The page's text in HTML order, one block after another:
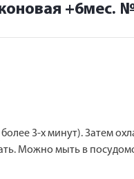
+6мес.
3-х минут). Затем
Можно мыть в